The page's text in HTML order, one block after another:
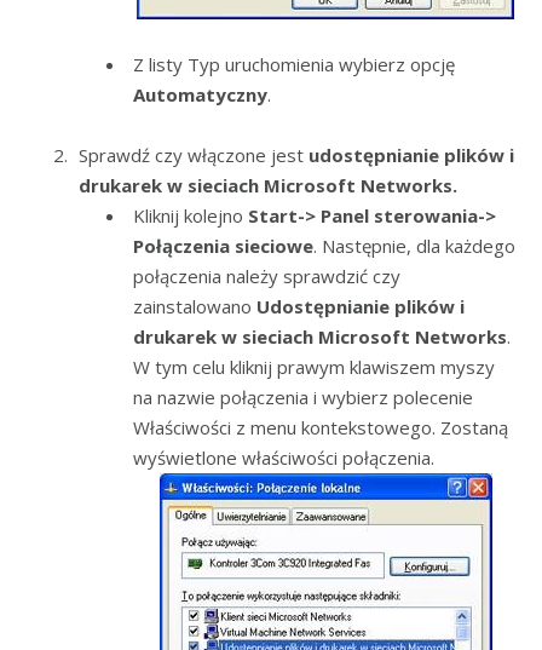
Z listy Typ uruchomienia wybierz opcję
Automatyczny.
Sprawdź czy włączone jest udostępnianie plików i
drukarek w sieciach Microsoft Networks.
Kliknij kolejno Start-> Panel sterowania->
Połączenia sieciowe. Następnie, dla każdego
połączenia należy sprawdzić czy
zainstalowano Udostępnianie plików i
drukarek w sieciach Microsoft Networks.
W tym celu kliknij prawym klawiszem myszy
na nazwie połączenia i wybierz polecenie
Właściwości z menu kontekstowego. Zostaną
wyświetlone właściwości połączenia.